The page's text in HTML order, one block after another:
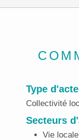
Type
Collectivité
Secteurs
Vie